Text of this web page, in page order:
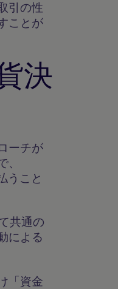
引の性
ことが
決
ーチが
、
うこと
共通の
による
「資金